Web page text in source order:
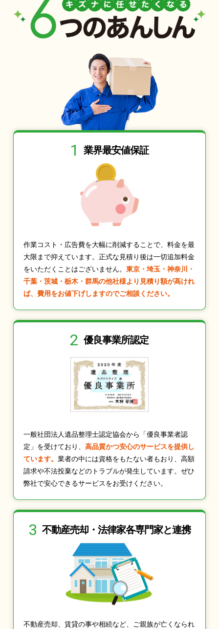
1 業界最安値保証
作業コスト・広告費を大幅に削減することで、料金を最
大限まで抑えています。正式な見積り後は一切追加料金
をいただくことはございません。 東京・埼玉・神奈川・
千葉・茨城・栃木・群馬の他社様より見積り額が高けれ
ば、費用をお値下げしますのでご相談ください。
2 優良事業所認定
一般社団法人遺品整理士認定協会から「優良事業者認
定」を受けており、 高品質かつ安心のサービスを提供し
ています。 業者の中には資格をもたない者もおり、高額
請求や不法投棄などのトラブルが発生しています。ぜひ
弊社で安心できるサービスをお受けください。
3 不動産売却・法律家各専門家と連携
不動産売却、賃貸の事や相続など、ご親族が亡くなられ